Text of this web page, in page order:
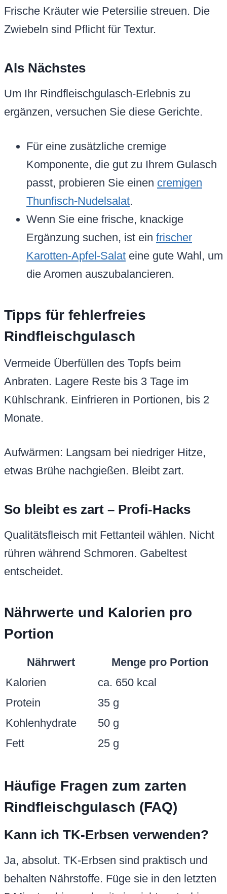
Frische Kräuter wie Petersilie streuen. Die
Zwiebeln sind Pflicht für Textur.
Als Nächstes
Um Ihr Rindfleischgulasch-Erlebnis zu
ergänzen, versuchen Sie diese Gerichte.
Für eine zusätzliche cremige
Komponente, die gut zu Ihrem Gulasch
passt, probieren Sie einen cremigen
Thunfisch-Nudelsalat.
Wenn Sie eine frische, knackige
Ergänzung suchen, ist ein frischer
Karotten-Apfel-Salat eine gute Wahl, um
die Aromen auszubalancieren.
Tipps für fehlerfreies
Rindfleischgulasch
Vermeide Überfüllen des Topfs beim
Anbraten. Lagere Reste bis 3 Tage im
Kühlschrank. Einfrieren in Portionen, bis 2
Monate.
Aufwärmen: Langsam bei niedriger Hitze,
etwas Brühe nachgießen. Bleibt zart.
So bleibt es zart – Profi-Hacks
Qualitätsfleisch mit Fettanteil wählen. Nicht
rühren während Schmoren. Gabeltest
entscheidet.
Nährwerte und Kalorien pro
Portion
Nährwert
Menge pro Portion
Kalorien
ca. 650 kcal
Protein
35 g
Kohlenhydrate
50 g
Fett
25 g
Häufige Fragen zum zarten
Rindfleischgulasch (FAQ)
Kann ich TK-Erbsen verwenden?
Ja, absolut. TK-Erbsen sind praktisch und
behalten Nährstoffe. Füge sie in den letzten